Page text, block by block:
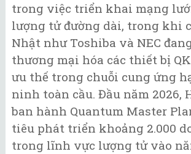
trong việc triển khai mạng
lượng tử đường dài, trong khi
Nhật như Toshiba và NEC
thương mại hóa các thiết bị
ưu thế trong chuỗi cung ứng
ninh toàn cầu. Đầu năm 2026,
ban hành Quantum Master
tiêu phát triển khoảng 2.000
trong lĩnh vực lượng tử vào